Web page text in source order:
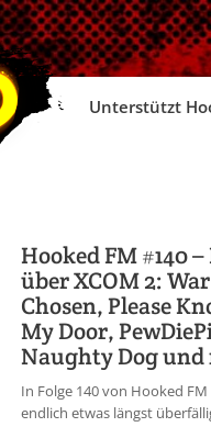
Skip
Unterstützt
Hooked FM #140
über XCOM 2:
Chosen, Please
My Door,
Naughty Dog und
In Folge 140 von Hooked
endlich etwas längst